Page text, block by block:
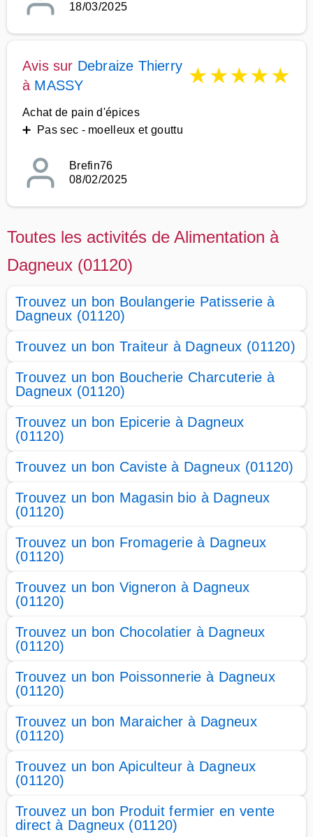
18/03/2025
Avis sur Debraize Thierry
à MASSY ★★★★★
Achat de pain d'épices
➕ Pas sec - moelleux et gouttu
Brefin76
08/02/2025
Toutes les activités de Alimentation à
Dagneux (01120)
Trouvez un bon Boulangerie Patisserie à
Dagneux (01120)
Trouvez un bon Traiteur à Dagneux (01120)
Trouvez un bon Boucherie Charcuterie à
Dagneux (01120)
Trouvez un bon Epicerie à Dagneux
(01120)
Trouvez un bon Caviste à Dagneux (01120)
Trouvez un bon Magasin bio à Dagneux
(01120)
Trouvez un bon Fromagerie à Dagneux
(01120)
Trouvez un bon Vigneron à Dagneux
(01120)
Trouvez un bon Chocolatier à Dagneux
(01120)
Trouvez un bon Poissonnerie à Dagneux
(01120)
Trouvez un bon Maraicher à Dagneux
(01120)
Trouvez un bon Apiculteur à Dagneux
(01120)
Trouvez un bon Produit fermier en vente
direct à Dagneux (01120)